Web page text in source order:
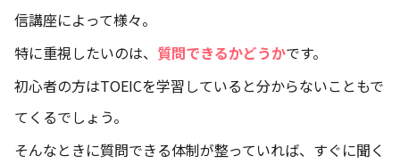
信講座によって様々。
特に重視したいのは、 質問できるかどうかです。
初心者の方はTOEICを学習していると分からないこともで
てくるでしょう。
そんなときに質問できる体制が整っていれば、すぐに聞く